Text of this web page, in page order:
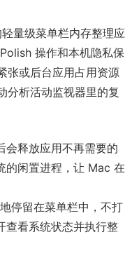
量级菜单栏内存整理应
操作和本机隐私保
张或后台应用占用资源
分析活动监视器里的复
会释放应用不再需要的
的闲置进程，让 Mac 在
停留在菜单栏中，不打
查看系统状态并执行整